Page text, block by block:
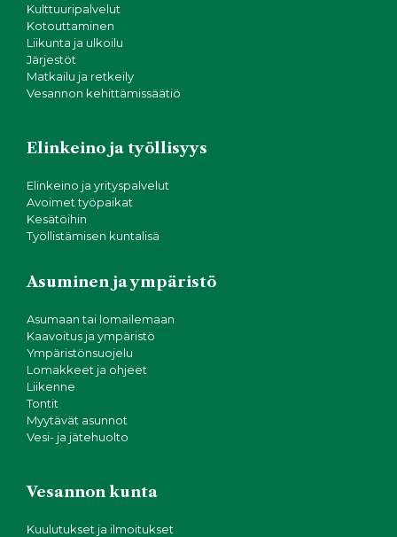
Kulttuuripalvelut
Kotouttaminen
Liikunta ja ulkoilu
Järjestöt
Matkailu ja retkeily
Vesannon kehittämissäätiö
Elinkeino ja työllisyys
Elinkeino ja yrityspalvelut
Avoimet työpaikat
Kesätöihin
Työllistämisen kuntalisä
Asuminen ja ympäristö
Asumaan tai lomailemaan
Kaavoitus ja ympäristö
Ympäristönsuojelu
Lomakkeet ja ohjeet
Liikenne
Tontit
Myytävät asunnot
Vesi- ja jätehuolto
Vesannon kunta
Kuulutukset ja ilmoitukset